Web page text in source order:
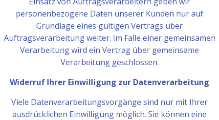
personenbezogene Daten unserer Kunden nur auf
Grundlage eines gültigen Vertrags über
Auftragsverarbeitung weiter. Im Falle einer gemeinsamen
Verarbeitung wird ein Vertrag über gemeinsame
Verarbeitung geschlossen.
Widerruf Ihrer Einwilligung zur Datenverarbeitung
Viele Datenverarbeitungsvorgänge sind nur mit Ihrer
ausdrücklichen Einwilligung möglich. Sie können eine